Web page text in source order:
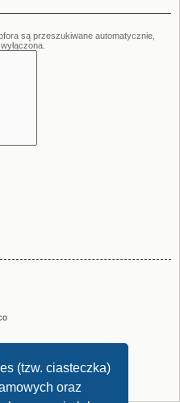
(tzw. ciasteczka)
oraz
są przeszukiwane automatycznie,